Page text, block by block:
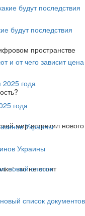
будут последствия
пространстве
и от чего зависит цена
года
мир встретил нового
Украины
что не стоит
список документов